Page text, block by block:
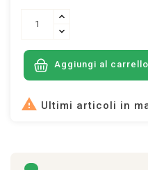
Aggiungi al carrello
 Ultimi articoli in